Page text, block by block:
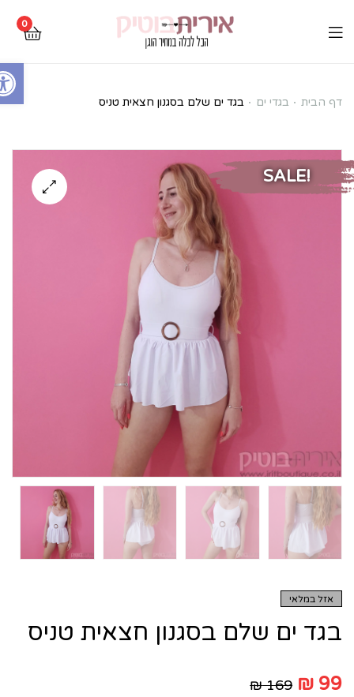
Open toolbar
0
בגד
שלם
בסגנון
דף הבית בגדי ים בגד ים שלם בסגנון חצאית טניס
SALE!
אזל במלאי
בגד ים שלם בסגנון חצאית טניס
₪169 ₪ 99